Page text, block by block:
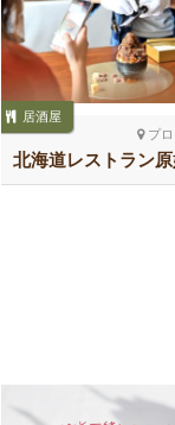
プ
居酒屋
北海道レストラン原
スクンビット